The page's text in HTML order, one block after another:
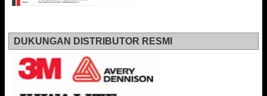
DUKUNGAN DISTRIBUTOR RESMI